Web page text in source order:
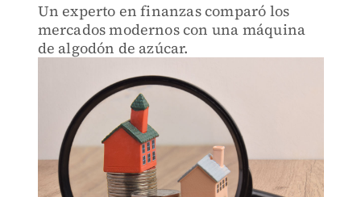
Un experto en finanzas comparó los
mercados modernos con una máquina
de algodón de azúcar.